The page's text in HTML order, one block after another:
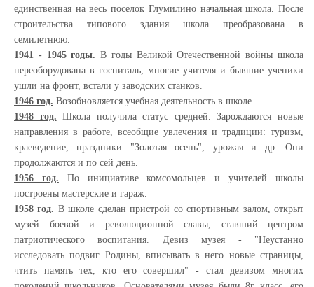
единственная на весь поселок Глумилино начальная школа. После
строительства типового здания школа преобразована в
семилетнюю.
1941 - 1945 годы. В годы Великой Отечественной войны школа
переоборудована в госпиталь, многие учителя и бывшие ученики
ушли на фронт, встали у заводских станков.
1946 год. Возобновляется учебная деятельность в школе.
1948 год. Школа получила статус средней. Зарождаются новые
направления в работе, всеобщие увлечения и традиции: туризм,
краеведение, праздники "Золотая осень", урожая и др. Они
продолжаются и по сей день.
1956 год. По инициативе комсомольцев и учителей школы
построены мастерские и гараж.
1958 год. В школе сделан пристрой со спортивным залом, открыт
музей боевой и революционной славы, ставший центром
патриотического воспитания. Девиз музея - "Неустанно
исследовать подвиг Родины, вписывать в него новые страницы,
чтить память тех, кто его совершил" - стал девизом многих